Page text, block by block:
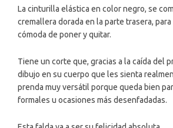
La cinturilla elástica en color negro, se
cremallera dorada en la parte trasera, para
cómoda de poner y quitar.
Tiene un corte que, gracias a la caída del
dibujo en su cuerpo que les sienta
prenda muy versátil porque queda bien
formales u ocasiones más desenfadadas.